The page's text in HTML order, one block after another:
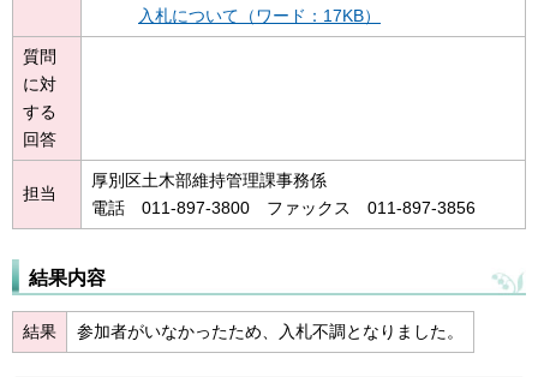
入札について（ワード：17KB）
質問
に対
する
回答
担当
厚別区土木部維持管理課事務係
電話 011-897-3800 ファックス 011-897-3856
結果内容
結果 参加者がいなかったため、入札不調となりました。